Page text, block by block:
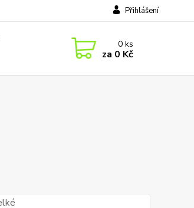
Přihlášení
0ks
za 0 Kč